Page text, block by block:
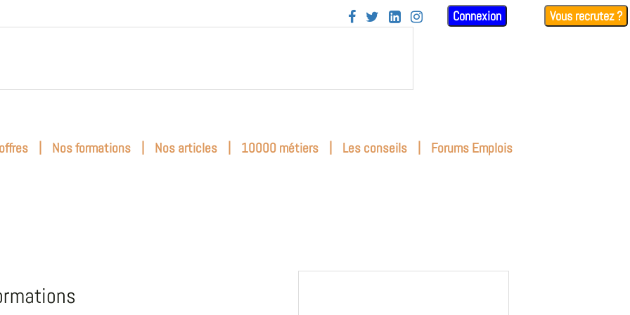
    Connexion Vous recrutez ?
| Nos formations | Nos articles | 10000 métiers | Les conseils | Forums Emplois